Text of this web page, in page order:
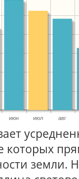
июн июл авг
которых
земли.